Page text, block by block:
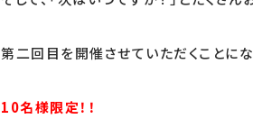
第二回目を開催させていただくことにな
10名様限定！！